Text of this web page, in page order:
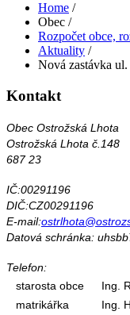
Home /
Obec /
Rozpočet obce,
Aktuality /
Nová zastávka
Kontakt
Obec Ostrožská Lhota
Ostrožská Lhota č.148
687 23
IČ:00291196
DIČ:CZ00291196
E-mail:
Datová schránka:
Telefon:
starosta obce
Ing.
matrikářka
Ing.